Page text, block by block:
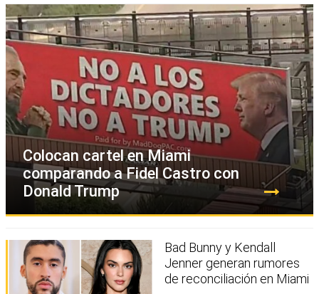
Colocan cartel en Miami
comparando a Fidel Castro con
Donald Trump
Bad Bunny y Kendall
Jenner generan rumores
de reconciliación en Miami